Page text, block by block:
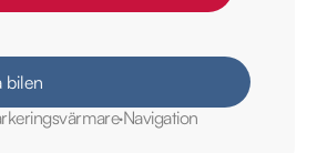
bilen
Navigation